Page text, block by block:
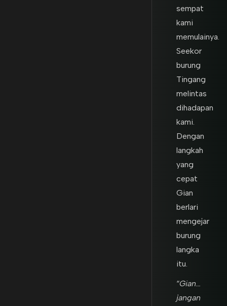
sempat
kami
memulainya.
Seekor
burung
Tingang
melintas
dihadapan
kami.
Dengan
langkah
yang
cepat
Gian
berlari
mengejar
burung
langka
itu.
“Gian…
jangan